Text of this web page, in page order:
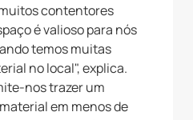
contentores
é valioso para nós
temos muitas
no local", explica.
nos trazer um
em menos de